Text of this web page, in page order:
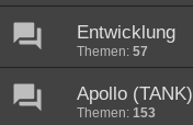
Entwicklung
Themen: 57
Apollo (TANK)
Themen: 153